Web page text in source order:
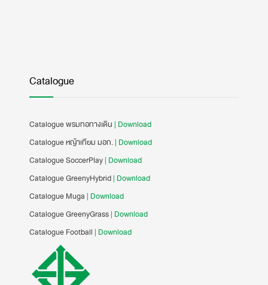
Catalogue
Catalogue พรมทอทางเดิน | Download
Catalogue หญ้าเทียม มอก.| Download
Catalogue SoccerPlay| Download
Catalogue GreenyHybrid| Download
Catalogue Muga | Download
Catalogue GreenyGrass| Download
Catalogue Football | Download